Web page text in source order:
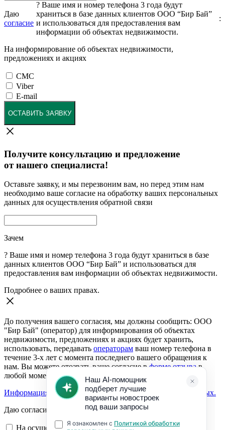
Даю
согласие
? Ваше имя и номер телефона 3 года будут
храниться в базе данных клиентов ООО “Бир Бай”
и использоваться для предоставления вам
информации об объектах недвижимости.
:
На информирование об объектах недвижимости,
предложениях и акциях
СМС
Viber
E-mail
ОСТАВИТЬ ЗАЯВКУ
Получите консультацию и предложение
от нашего специалиста!
Оставьте заявку, и мы перезвоним вам, но перед этим нам
необходимо ваше согласие на обработку ваших персональных
данных для осуществления обратной связи
Зачем
? Ваше имя и номер телефона 3 года будут храниться в базе
данных клиентов ООО “Бир Бай” и использоваться для
предоставления вам информации об объектах недвижимости.
Подробнее о ваших правах.
До получения вашего согласия, мы должны сообщить: ООО
"Бир Бай" (оператор) для информирования об объектах
недвижимости, предложениях и акциях будет хранить,
использовать, передавать операторам ваш номер телефона в
течение 3-х лет с момента последнего вашего обращения к
нам. Вы можете отозвать ваше согласие вформе отзывав
любой момент.
Информация о согласии на обработку персональных данных.
Даю согласие:
На осуществление обратной связи